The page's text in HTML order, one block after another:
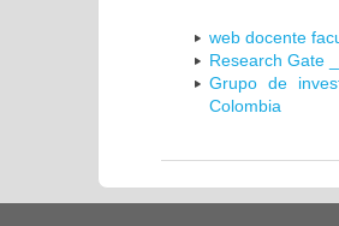
web docente
Research Gate
Grupo de
Colombia